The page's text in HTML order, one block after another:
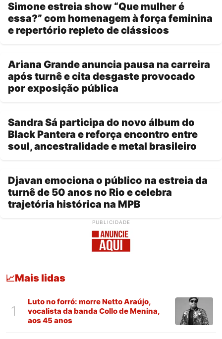
Simone estreia show “Que mulher é
essa?” com homenagem à força feminina
e repertório repleto de clássicos
Ariana Grande anuncia pausa na carreira
após turnê e cita desgaste provocado
por exposição pública
Sandra Sá participa do novo álbum do
Black Pantera e reforça encontro entre
soul, ancestralidade e metal brasileiro
Djavan emociona o público na estreia da
turnê de 50 anos no Rio e celebra
trajetória histórica na MPB
PUBLICIDADE
📈Mais lidas
1
Luto no forró: morre Netto Araújo,
vocalista da banda Collo de Menina,
aos 45 anos